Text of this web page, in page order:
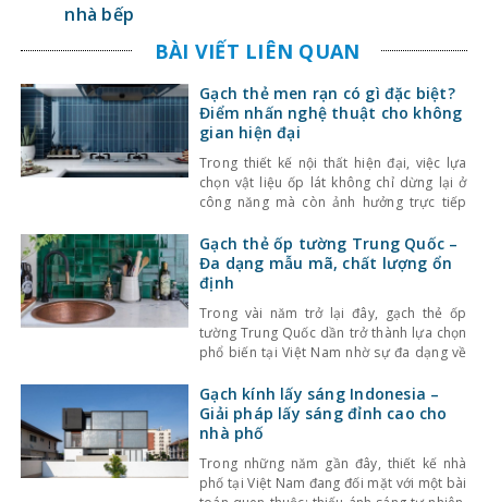
nhà bếp
BÀI VIẾT LIÊN QUAN
Gạch thẻ men rạn có gì đặc biệt?
Điểm nhấn nghệ thuật cho không
gian hiện đại
Trong thiết kế nội thất hiện đại, việc lựa
chọn vật liệu ốp lát không chỉ dừng lại ở
công năng mà còn ảnh hưởng trực tiếp
Một trong những lựa chọn nổi bật gần đây
là gạch thẻ men rạn – dòng gạch ốp lát
Gạch thẻ ốp tường Trung Quốc –
Đa dạng mẫu mã, chất lượng ổn
định
Trong vài năm trở lại đây, gạch thẻ ốp
tường Trung Quốc dần trở thành lựa chọn
phổ biến tại Việt Nam nhờ sự đa dạng về
Bên cạnh đó, chất lượng sản phẩm cũng
không ngừng được cải thiện, đáp ứng tốt
nhu cầu sử
Gạch kính lấy sáng Indonesia –
Giải pháp lấy sáng đỉnh cao cho
nhà phố
Trong những năm gần đây, thiết kế nhà
phố tại Việt Nam đang đối mặt với một bài